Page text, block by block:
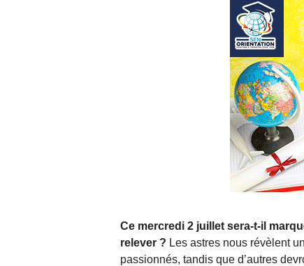
Ce mercredi 2 juillet sera-t-il
relever ? Les astres nous révèlent
passionnés, tandis que d’autres